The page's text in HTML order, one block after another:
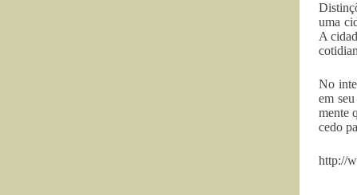
uma
A
No
em
mente
cedo
http://